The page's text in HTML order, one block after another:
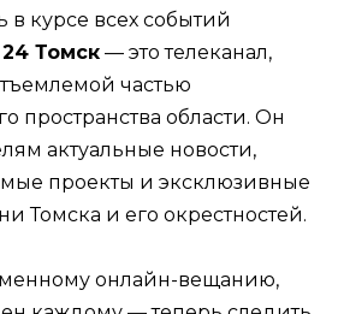
в курсе всех событий
Томск — это телеканал,
частью
пространства области. Он
актуальные новости,
проекты и эксклюзивные
Томска и его окрестностей.
онлайн-вещанию,